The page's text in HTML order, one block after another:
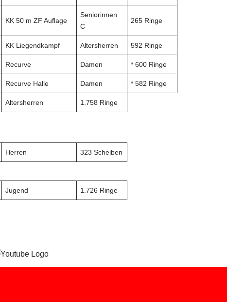
KK 50 m ZF Auflage
Seniorinnen
C
265 Ringe
KK Liegendkampf Altersherren 592 Ringe
Recurve Damen * 600 Ringe
Recurve Halle Damen * 582 Ringe
Altersherren 1.758 Ringe
Herren 323 Scheiben
Jugend 1.726 Ringe